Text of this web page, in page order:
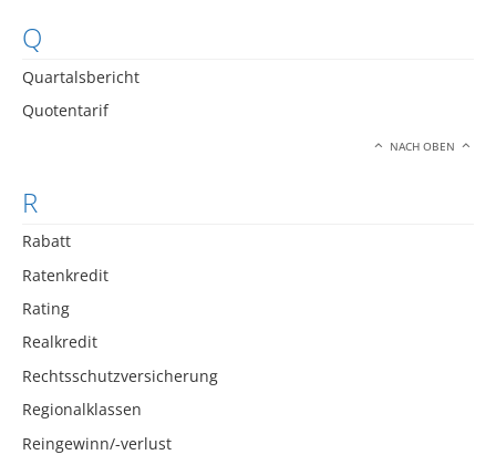
Q
Quartalsbericht
Quotentarif
NACH OBEN
R
Rabatt
Ratenkredit
Rating
Realkredit
Rechtsschutzversicherung
Regionalklassen
Reingewinn/-verlust